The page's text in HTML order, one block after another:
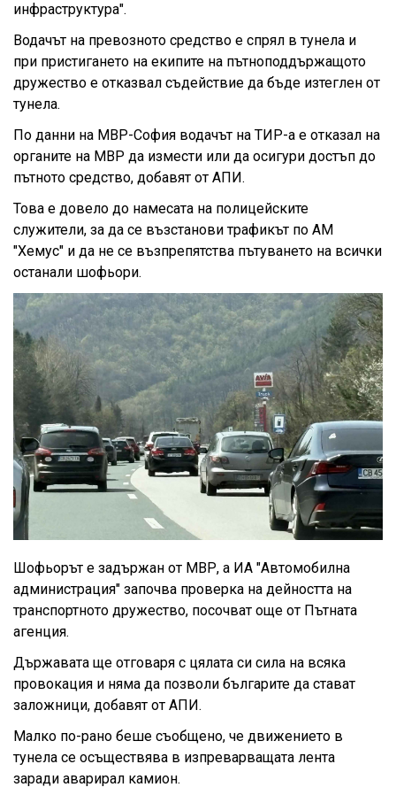
инфраструктура".
Водачът на превозното средство е спрял в тунела и
при пристигането на екипите на пътноподдържащото
дружество е отказвал съдействие да бъде изтеглен от
тунела.
По данни на МВР-София водачът на ТИР-а е отказал на
органите на МВР да измести или да осигури достъп до
пътното средство, добавят от АПИ.
Това е довело до намесата на полицейските
служители, за да се възстанови трафикът по АМ
"Хемус" и да не се възпрепятства пътуването на всички
останали шофьори.
Шофьорът е задържан от МВР, а ИА "Автомобилна
администрация" започва проверка на дейността на
транспортното дружество, посочват още от Пътната
агенция.
Държавата ще отговаря с цялата си сила на всяка
провокация и няма да позволи българите да стават
заложници, добавят от АПИ.
Малко по-рано беше съобщено, че движението в
тунела се осъществява в изпреварващата лента
заради аварирал камион.